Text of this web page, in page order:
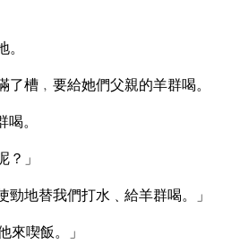
槽﹐要給她們父親的羊群喝。
。
」
地替我們打水﹑給羊群喝。」
喫飯。」